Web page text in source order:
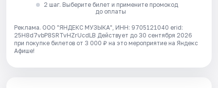
2 шаг. Выберите билет и примените промокод
до оплаты
Реклама. ООО "ЯНДЕКС МУЗЫКА", ИНН: 9705121040 erid:
25H8d7vbP8SRTvHZrUcdLB Действует до 30 сентября 2026
при покупке билетов от 3 000 ₽ на это мероприятие на Яндекс
Афише!